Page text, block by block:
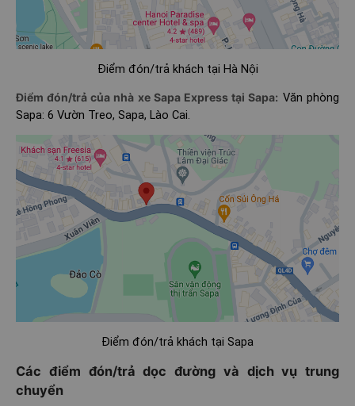
Điểm đón/trả khách tại Hà Nội
Điểm đón/trả của nhà xe Sapa Express tại Sapa: Văn phòng
Sapa: 6 Vườn Treo, Sapa, Lào Cai.
Điểm đón/trả khách tại Sapa
Các điểm đón/trả dọc đường và dịch vụ trung
chuyển